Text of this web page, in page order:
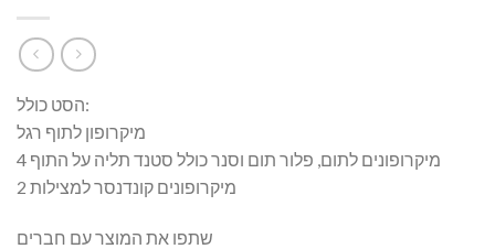
הסט כולל:
מיקרופון לתוף רגל
4 מיקרופונים לתום, פלור תום וסנר כולל סטנד תליה על התוף
2 מיקרופונים קונדנסר למצילות
שתפו את המוצר עם חברים